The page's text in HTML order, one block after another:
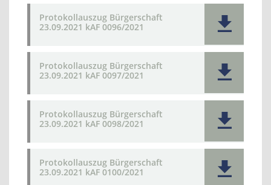
Protokollauszug Bürgerschaft
23.09.2021 kAF 0096/2021
Protokollauszug Bürgerschaft
23.09.2021 kAF 0097/2021
Protokollauszug Bürgerschaft
23.09.2021 kAF 0098/2021
Protokollauszug Bürgerschaft
23.09.2021 kAF 0100/2021